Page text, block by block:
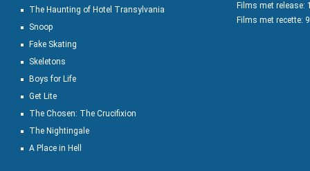
The Haunting of Hotel Transylvania
Snoop
Fake Skating
Skeletons
Boys for Life
Get Lite
The Chosen: The Crucifixion
The Nightingale
A Place in Hell
Films met release:
Films met recette: